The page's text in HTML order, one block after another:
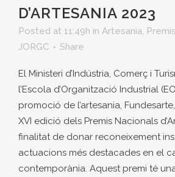
D’ARTESANIA 2023
Posted at 11:49h in Artesania, Premis
JORGC
Share
El Ministeri d’Indústria, Comerç i
l’Escola d’Organització Industrial
promoció de l’artesania,
XVI edició dels Premis Nacionals
finalitat de donar reconeixement
actuacions més destacades en el
contemporània. Aquest premi té